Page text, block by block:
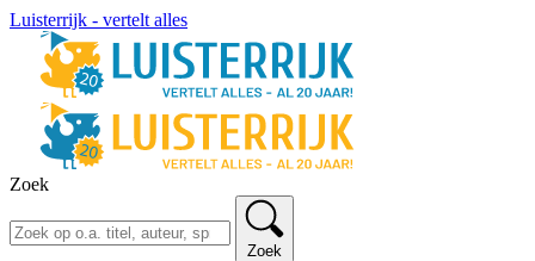
Luisterrijk - vertelt alles
Zoek
Zoek